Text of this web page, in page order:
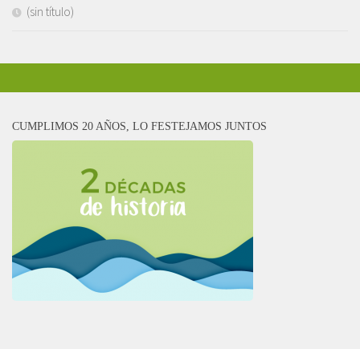
(sin título)
CUMPLIMOS 20 AÑOS, LO FESTEJAMOS JUNTOS